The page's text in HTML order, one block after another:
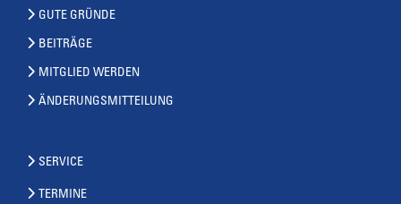
GUTE GRÜNDE
BEITRÄGE
MITGLIED WERDEN
ÄNDERUNGSMITTEILUNG
SERVICE
TERMINE